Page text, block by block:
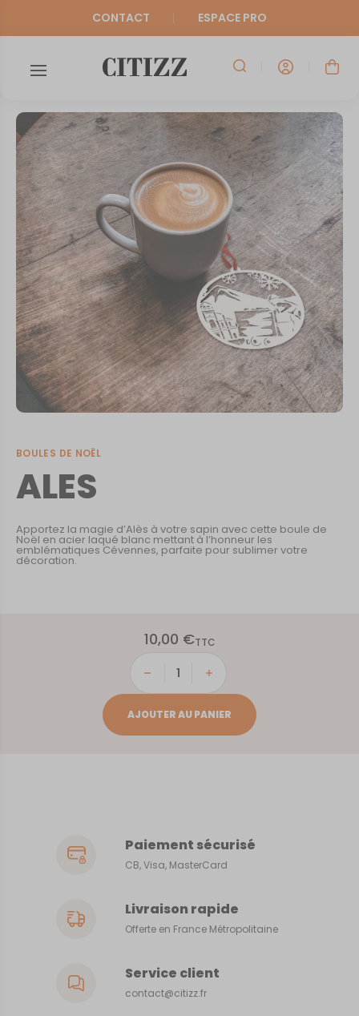
CONTACT ESPACE PRO
BOULES DE NOËL
ALES
Apportez la magie d’Alès à votre sapin avec cette boule de
Noël en acier laqué blanc mettant à l’honneur les
emblématiques Cévennes, parfaite pour sublimer votre
décoration.
10,00 €TTC
quantité
ALES
AJOUTER AU PANIER
Paiement sécurisé
CB, Visa, MasterCard
Livraison rapide
Offerte en France Métropolitaine
Service client
contact@citizz.fr